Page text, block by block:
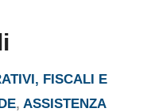
FISCALI E
, ASSISTENZA